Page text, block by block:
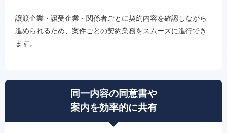
譲渡企業・譲受企業・関係者ごとに契約内容を確認しながら
進められるため、案件ごとの契約業務をスムーズに進行でき
ます。
同一内容の同意書や
案内を効率的に共有